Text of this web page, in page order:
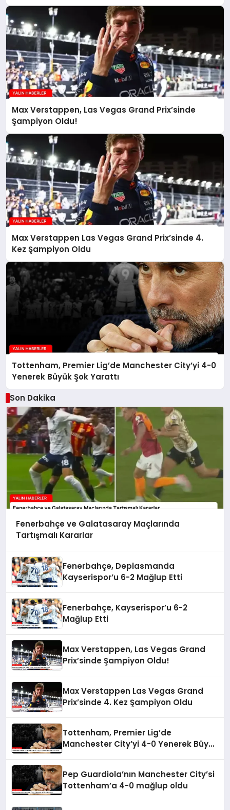
Max Verstappen, Las Vegas Grand Prix’sinde
Şampiyon Oldu!
Max Verstappen Las Vegas Grand Prix’sinde 4.
Kez Şampiyon Oldu
Tottenham, Premier Lig’de Manchester City’yi 4-0
Yenerek Büyük Şok Yarattı
Son Dakika
Fenerbahçe ve Galatasaray Maçlarında
Tartışmalı Kararlar
Fenerbahçe, Deplasmanda
Kayserispor’u 6-2 Mağlup Etti
Fenerbahçe, Kayserispor’u 6-2
Mağlup Etti
Max Verstappen, Las Vegas Grand
Prix’sinde Şampiyon Oldu!
Max Verstappen Las Vegas Grand
Prix’sinde 4. Kez Şampiyon Oldu
Tottenham, Premier Lig’de
Manchester City’yi 4-0 Yenerek Büyük
Pep Guardiola’nın Manchester City’si
Tottenham’a 4-0 mağlup oldu